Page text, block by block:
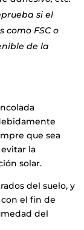
si el
como FSC o
de la
que sea
la
solar.
del suelo, y
el fin de
del